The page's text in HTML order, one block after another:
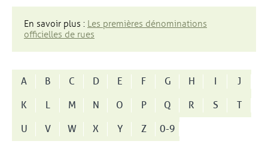
En savoir plus : Les premières dénominations
officielles de rues
A B C D E F G H I
J
K
L M N O P Q R S
T
U
V W X Y Z 0-9